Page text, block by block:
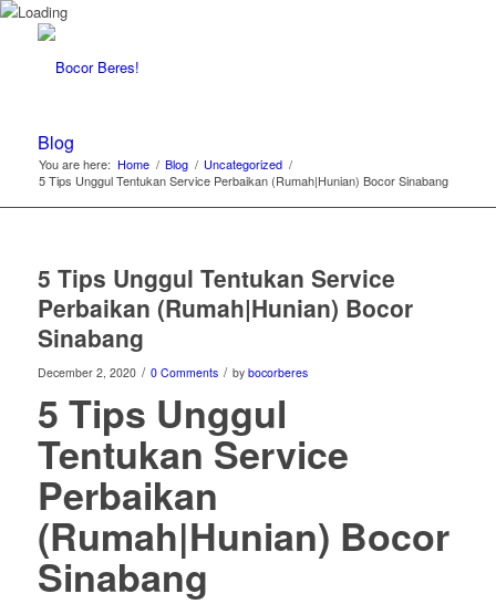
Blog
You are here: Home / Blog / Uncategorized /
5 Tips Unggul Tentukan Service Perbaikan (Rumah|Hunian) Bocor Sinabang
5 Tips Unggul Tentukan Service
Perbaikan (Rumah|Hunian) Bocor
Sinabang
December 2, 2020 / 0 Comments / by bocorberes
5 Tips Unggul
Tentukan Service
Perbaikan
(Rumah|Hunian) Bocor
Sinabang